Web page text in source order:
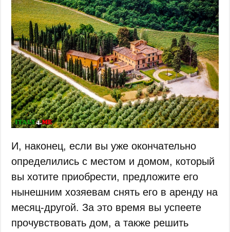
И, наконец, если вы уже окончательно
определились с местом и домом, который
вы хотите приобрести, предложите его
нынешним хозяевам снять его в аренду на
месяц-другой. За это время вы успеете
прочувствовать дом, а также решить